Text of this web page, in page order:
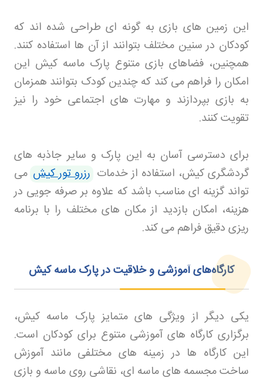
این زمین های بازی به گونه ای طراحی شده اند که
کودکان در سنین مختلف بتوانند از آن ها استفاده کنند.
همچنین، فضاهای بازی متنوع پارک ماسه کیش این
امکان را فراهم می کند که چندین کودک بتوانند همزمان
به بازی بپردازند و مهارت های اجتماعی خود را نیز
تقویت کنند.
برای دسترسی آسان به این پارک و سایر جاذبه های
گردشگری کیش، استفاده از خدمات رزرو تور کیش می
تواند گزینه ای مناسب باشد که علاوه بر صرفه جویی در
هزینه، امکان بازدید از مکان های مختلف را با برنامه
ریزی دقیق فراهم می کند.
کارگاه‌های آموزشی و خلاقیت در پارک ماسه کیش
یکی دیگر از ویژگی های متمایز پارک ماسه کیش،
برگزاری کارگاه های آموزشی متنوع برای کودکان است.
این کارگاه ها در زمینه های مختلفی مانند آموزش
ساخت مجسمه های ماسه ای، نقاشی روی ماسه و بازی